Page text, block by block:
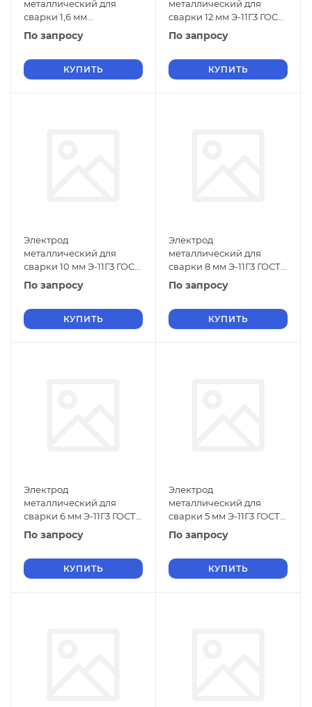
металлический для
сварки 1,6 мм
Э-11Х15Н25М6АГ2 ГОСТ
9466-75
По запросу
КУПИТЬ
металлический для
сварки 12 мм Э-11Г3 ГОСТ
9466-75
По запросу
КУПИТЬ
Электрод
металлический для
сварки 10 мм Э-11Г3 ГОСТ
9466-75
По запросу
КУПИТЬ
Электрод
металлический для
сварки 8 мм Э-11Г3 ГОСТ
9466-75
По запросу
КУПИТЬ
Электрод
металлический для
сварки 6 мм Э-11Г3 ГОСТ
9466-75
По запросу
КУПИТЬ
Электрод
металлический для
сварки 5 мм Э-11Г3 ГОСТ
9466-75
По запросу
КУПИТЬ